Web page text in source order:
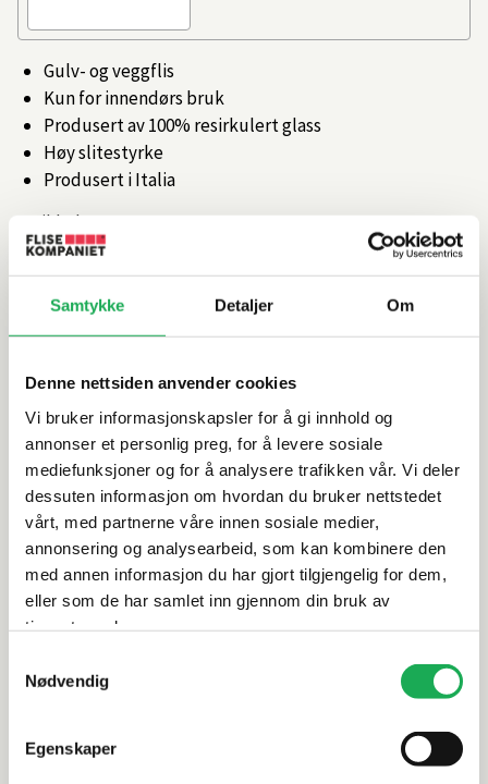
Samtykke Detaljer Om
Denne nettsiden anvender cookies
Vi bruker informasjonskapsler for å gi innhold og
annonser et personlig preg, for å levere sosiale
mediefunksjoner og for å analysere trafikken vår. Vi deler
dessuten informasjon om hvordan du bruker nettstedet
vårt, med partnerne våre innen sosiale medier,
annonsering og analysearbeid, som kan kombinere den
med annen informasjon du har gjort tilgjengelig for dem,
eller som de har samlet inn gjennom din bruk av
tjenestene deres.
Nødvendig
Egenskaper
Gulv- og veggflis
Kun for innendørs bruk
Produsert av 100% resirkulert glass
Høy slitestyrke
Produsert i Italia
Artikkelnr.101475638
Produktinformasjon
Spesifikasjoner
Rengjøring og vedlikehold
Leveringsinformasjon
Dokumentasjon
Alternative produkter
STON PAN·DAN